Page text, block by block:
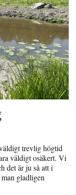
trevlig högtid
väldigt osäkert. Vi
det är ju så att i
gladligen